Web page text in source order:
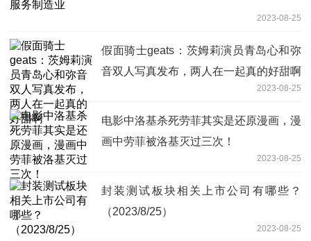
2023-08-25
假面骑士geats：茨姆莉演员青岛心和弥
音双人写真发布，两人在一起真的好甜啊
2023-08-25
电影中洛基杀死劳菲其实是还原漫画，漫
画中劳菲被洛基灭过三次！
2023-08-25
封装测试板块相关上市公司有哪些？
（2023/8/25）
2023-08-25